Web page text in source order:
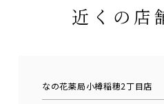
近くの店
なの花薬局小樽稲穂2丁目店